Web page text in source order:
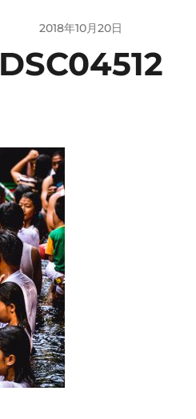
2018年10月20日
DSC04512